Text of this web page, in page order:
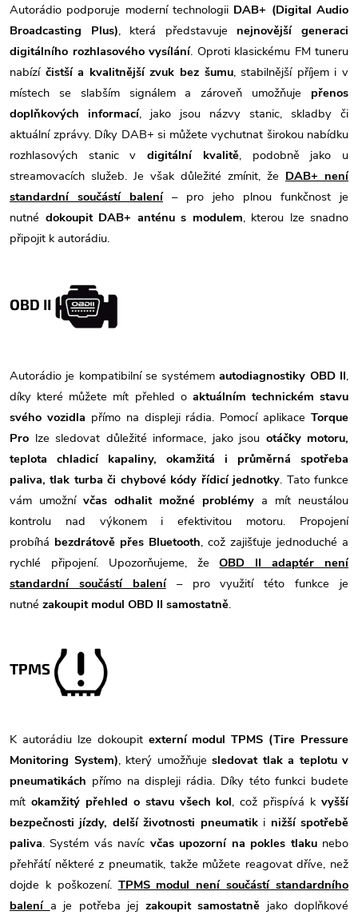
Autorádio podporuje moderní technologii DAB+ (Digital Audio
Broadcasting Plus), která představuje
nejnovější generaci
digitálního rozhlasového vysílání. Oproti klasickému FM tuneru
nabízí čistší a kvalitnější zvuk bez šumu, stabilnější příjem i v
místech se slabším signálem a zároveň umožňuje
přenos
doplňkových informací, jako jsou názvy stanic, skladby či
aktuální zprávy. Díky DAB+ si můžete vychutnat širokou nabídku
rozhlasových stanic v
digitální kvalitě, podobně jako u
streamovacích služeb. Je však důležité zmínit, že DAB+ není
standardní součástí balení – pro jeho plnou funkčnost je
nutné dokoupit DAB+ anténu s modulem, kterou lze snadno
připojit k autorádiu.
OBD II
Autorádio je kompatibilní se systémem autodiagnostiky OBD II,
díky které můžete mít přehled o aktuálním technickém stavu
svého vozidla přímo na displeji rádia. Pomocí aplikace Torque
Pro lze sledovat důležité informace, jako jsou otáčky motoru,
teplota chladicí kapaliny, okamžitá i průměrná spotřeba
paliva, tlak turba či chybové kódy řídicí jednotky. Tato funkce
vám umožní včas odhalit možné problémy a mít neustálou
kontrolu nad výkonem i efektivitou motoru. Propojení
probíhá bezdrátově přes Bluetooth, což zajišťuje jednoduché a
rychlé připojení. Upozorňujeme, že
OBD II adaptér není
standardní součástí balení
– pro využití této funkce je
nutné zakoupit modul OBD II samostatně.
TPMS
K autorádiu lze dokoupit externí modul TPMS (Tire Pressure
Monitoring System), který umožňuje sledovat tlak a teplotu v
pneumatikách přímo na displeji rádia. Díky této funkci budete
mít okamžitý přehled o stavu všech kol, což přispívá k vyšší
bezpečnosti jízdy, delší životnosti pneumatik i nižší spotřebě
paliva. Systém vás navíc včas upozorní na pokles tlaku nebo
přehřátí některé z pneumatik, takže můžete reagovat dříve, než
dojde k poškození. TPMS modul není součástí standardního
balení a je potřeba jej zakoupit samostatně jako doplňkové